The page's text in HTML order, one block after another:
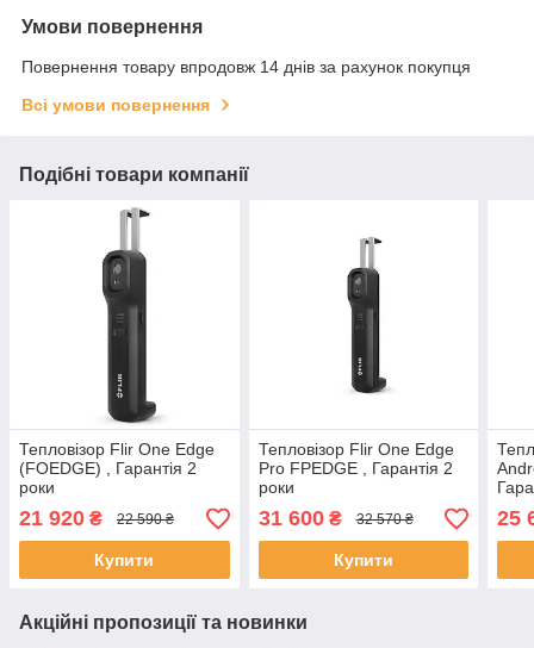
Умови повернення
Повернення товару впродовж 14 днів за рахунок покупця
Всі умови повернення
Подібні товари компанії
Тепловізор Flir One Edge
(FOEDGE) , Гарантія 2
роки
21 920 ₴ 22 590 ₴
Купити
Тепловізор Flir One Edge
Pro FPEDGE , Гарантія 2
роки
31 600₴ 32 570 ₴
Купити
25
Акційні пропозиції та новинки